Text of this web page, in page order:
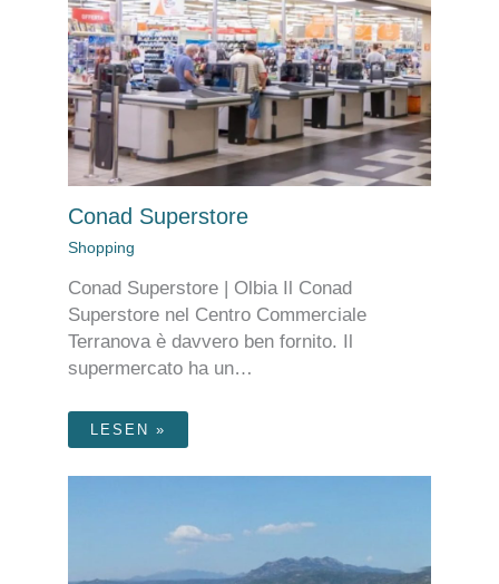
Conad Superstore
Shopping
Conad Superstore | Olbia Il Conad
Superstore nel Centro Commerciale
Terranova è davvero ben fornito. Il
supermercato ha un…
LESEN »